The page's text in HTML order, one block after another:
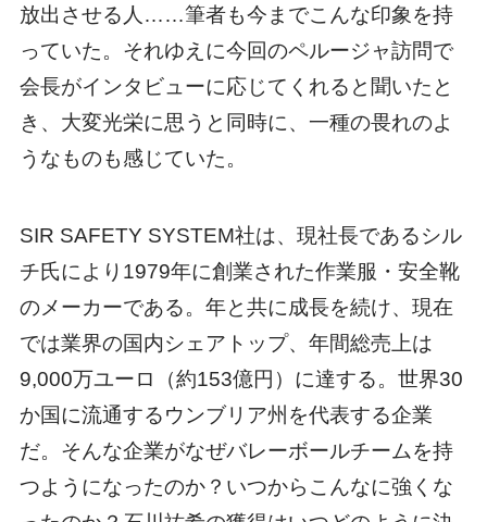
放出させる人……筆者も今までこんな印象を持
っていた。それゆえに今回のペルージャ訪問で
会長がインタビューに応じてくれると聞いたと
き、大変光栄に思うと同時に、一種の畏れのよ
うなものも感じていた。
SIR SAFETY SYSTEM社は、現社長であるシル
チ氏により1979年に創業された作業服・安全靴
のメーカーである。年と共に成長を続け、現在
では業界の国内シェアトップ、年間総売上は
9,000万ユーロ（約153億円）に達する。世界30
か国に流通するウンブリア州を代表する企業
だ。そんな企業がなぜバレーボールチームを持
つようになったのか？いつからこんなに強くな